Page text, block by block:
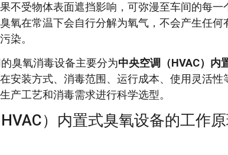
不受物体表面遮挡影响，可弥漫至车间的每
氧在常温下会自行分解为氧气，不会产生任
染。
臭氧消毒设备主要分为中央空调（HVAC）内
安装方式、消毒范围、运行成本、使用灵活性
产工艺和消毒需求进行科学选型。
）内置式臭氧设备的工作